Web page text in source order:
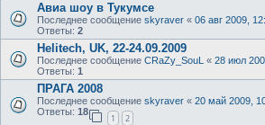
Авиа шоу в Тукумсе
Последнее сообщение skyraver « 06 авг 2009,
Ответы: 2
Helitech, UK, 22-24.09.2009
Последнее сообщение CRaZy_SouL « 28 июл
Ответы: 1
ПРАГА 2008
Последнее сообщение skyraver « 20 май 2009,
Ответы: 18
1 2